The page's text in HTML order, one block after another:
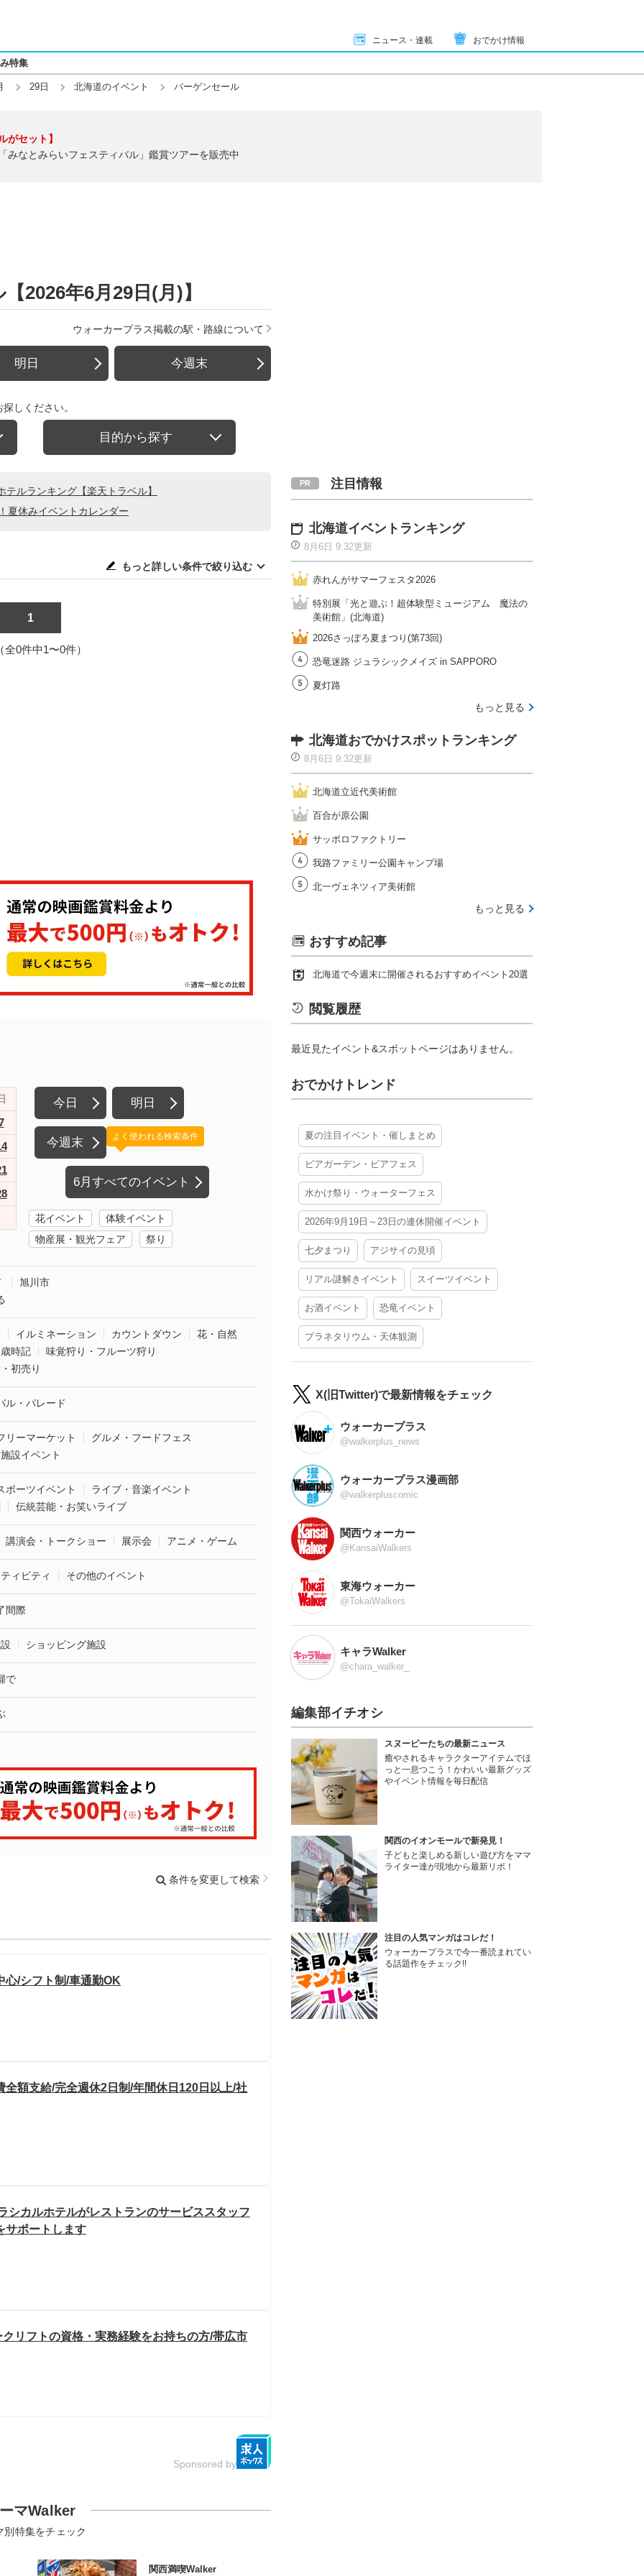
ニュース・連載 おでかけ情報
特集
29日 北海道のイベント バーゲンセール
がセット】
みなとみらいフェスティバル」鑑賞ツアーを販売中
2026年6月29日(月)】
ウォーカープラス掲載の駅・路線について
明日 今週末
しください。
目的から探す
ルランキング【楽天トラベル】
夏休みイベントカレンダー
もっと詳しい条件で絞り込む
1
全0件中1〜0件）
今日 明日
今週末
6月すべてのイベント
よく使われる検索条件
花イベント
体験イベント
物産展・観光フェア
祭り
旭川市
イルミネーション カウントダウン
花・自然
時記
味覚狩り・フルーツ狩り
初売り
ル・パレード
リーマーケット
グルメ・フードフェス
設イベント
ポーツイベント
ライブ・音楽イベント
伝統芸能・お笑いライブ
講演会・トークショー 展示会 アニメ・ゲーム
ィビティ その他のイベント
間際
ショッピング施設
で
条件を変更して検索
心/シフト制/車通勤OK
額支給/完全週休2日制/年間休日120日以上/社
シカルホテルがレストランのサービススタッフ
サポートします
リフトの資格・実務経験をお持ちの方/帯広市
Sponsored by
マWalker
別特集をチェック
関西満喫Walker
注目情報
北海道イベントランキング
8月6日 9:32更新
赤れんがサマーフェスタ2026
特別展「光と遊ぶ！超体験型ミュージアム 魔法の
美術館」(北海道)
2026さっぽろ夏まつり(第73回)
恐竜迷路 ジュラシックメイズ in SAPPORO
夏灯路
もっと見る
北海道おでかけスポットランキング
8月6日 9:32更新
北海道立近代美術館
百合が原公園
サッポロファクトリー
我路ファミリー公園キャンプ場
北一ヴェネツィア美術館
もっと見る
おすすめ記事
北海道で今週末に開催されるおすすめイベント20選
閲覧履歴
最近見たイベント&スポットページはありません。
おでかけトレンド
夏の注目イベント・催しまとめ
ビアガーデン・ビアフェス
水かけ祭り・ウォーターフェス
2026年9月19日～23日の連休開催イベント
七夕まつり アジサイの見頃
リアル謎解きイベント スイーツイベント
お酒イベント 恐竜イベント
プラネタリウム・天体観測
X(旧Twitter)で最新情報をチェック
ウォーカープラス
@walkerplus_news
ウォーカープラス漫画部
@walkerpluscomic
関西ウォーカー
@KansaiWalkers
東海ウォーカー
@TokaiWalkers
キャラWalker
@chara_walker_
編集部イチオシ
スヌーピーたちの最新ニュース
癒やされるキャラクターアイテムでほ
っと一息つこう！かわいい最新グッズ
やイベント情報を毎日配信
関西のイオンモールで新発見！
子どもと楽しめる新しい遊び方をママ
ライター達が現地から最新リポ！
注目の人気マンガはコレだ！
ウォーカープラスで今一番読まれてい
る話題作をチェック!!